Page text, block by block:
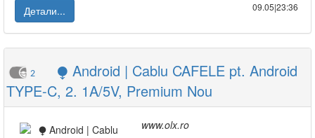
Детали...
09.05|23:36
2
⧭ Android | Cablu CAFELE pt. Android
TYPE-C, 2. 1A/5V, Premium Nou
www.olx.ro